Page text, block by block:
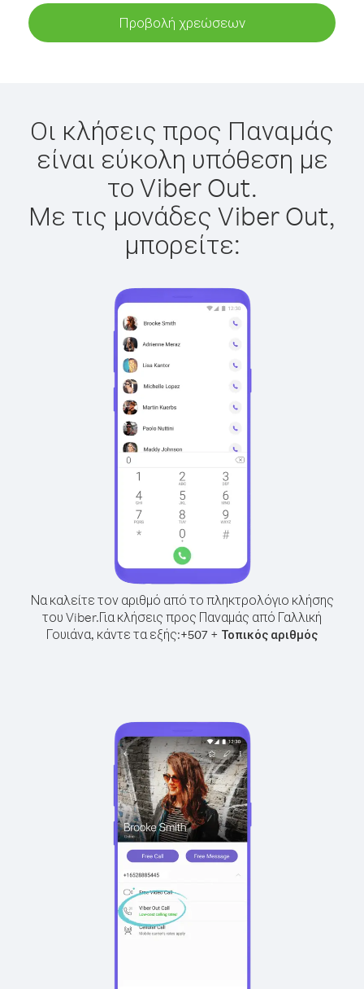
Προβολή χρεώσεων
Οι κλήσεις προς Παναμάς
είναι εύκολη υπόθεση με
το Viber Out.
Με τις μονάδες Viber Out,
μπορείτε:
Να καλείτε τον αριθμό από το πληκτρολόγιο κλήσης
του Viber.Για κλήσεις προς Παναμάς από Γαλλική
Γουιάνα, κάντε τα εξής:+507 + Τοπικός αριθμός